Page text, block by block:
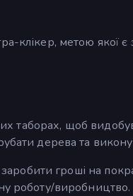
клікер, метою якої є
таборах, щоб
дерева та
гроші на
роботу/виробництво.